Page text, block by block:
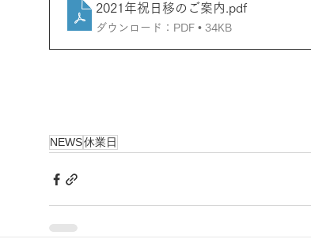
2021年祝日移のご案内 .pdf
ダウンロード：PDF • 34KB
NEWS休業日